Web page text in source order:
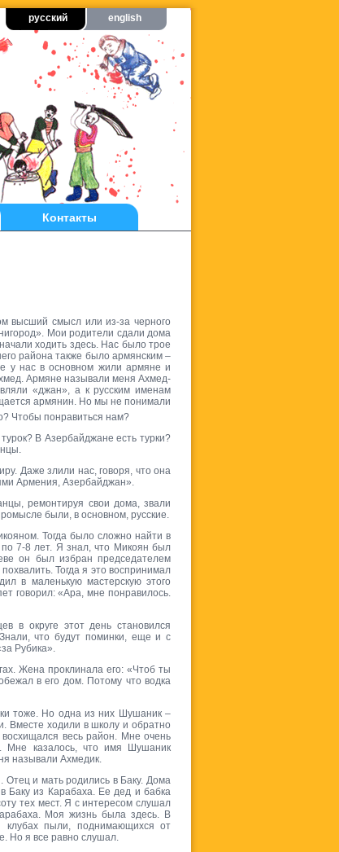
русский english
Контакты
высший смысл или из-за черного
Мои родители сдали дома
ходить здесь. Нас было трое
района также было армянским –
у нас в основном жили армяне и
Армяне называли меня Ахмед-
«джан», а к русским именам
армянин. Но мы не понимали
Чтобы понравиться нам?
В Азербайджане есть турки?
Даже злили нас, говоря, что она
Армения, Азербайджан».
ремонтируя свои дома, звали
были, в основном, русские.
Тогда было сложно найти в
7-8 лет. Я знал, что Микоян был
он был избран председателем
Тогда я это воспринимал
в маленькую мастерскую этого
говорил: «Ара, мне понравилось.
в округе этот день становился
что будут поминки, еще и с
Рубика».
Жена проклинала его: «Чтоб ты
в его дом. Потому что водка
тоже. Но одна из них Шушаник –
Вместе ходили в школу и обратно
весь район. Мне очень
Мне казалось, что имя Шушаник
называли Ахмедик.
Отец и мать родились в Баку. Дома
Баку из Карабаха. Ее дед и бабка
тех мест. Я с интересом слушал
Моя жизнь была здесь. В
клубах пыли, поднимающихся от
Но я все равно слушал.